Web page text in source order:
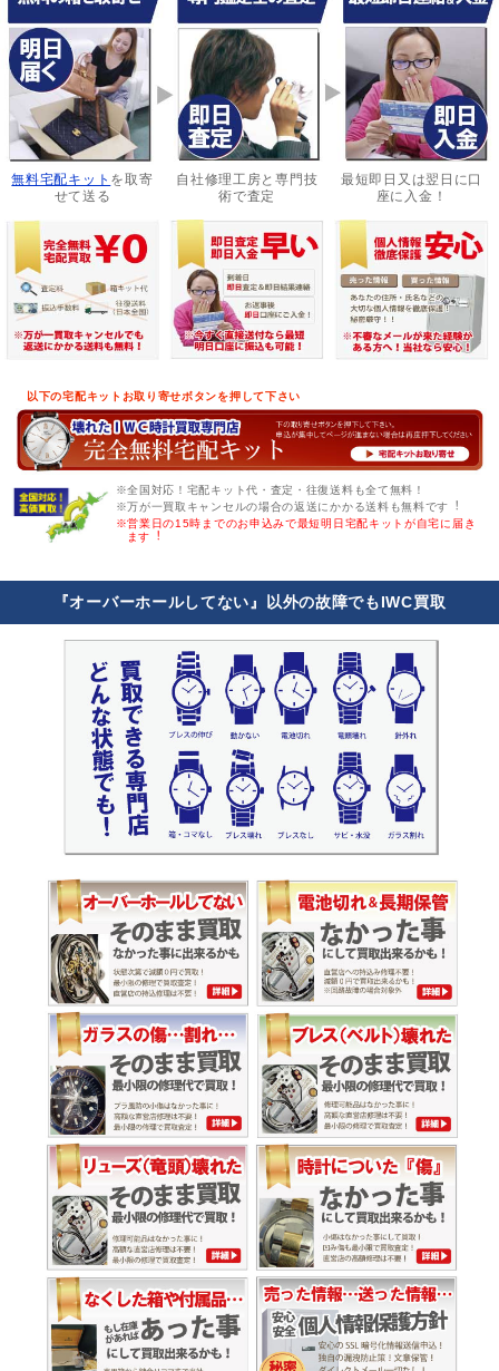
無料宅配キット を取寄
せて送る
自社修理工房と専門技
術で査定
最短即日又は翌日に口
座に入金！
以下の宅配キットお取り寄せボタンを押して下さい
※全国対応！宅配キット代・査定・往復送料も全て無料！
※万が一買取キャンセルの場合の返送にかかる送料も無料です︕
※営業日の15時までのお申込みで最短明日宅配キットが自宅に届き
ます︕
『オーバーホールしてない』以外の故障でもIWC買取